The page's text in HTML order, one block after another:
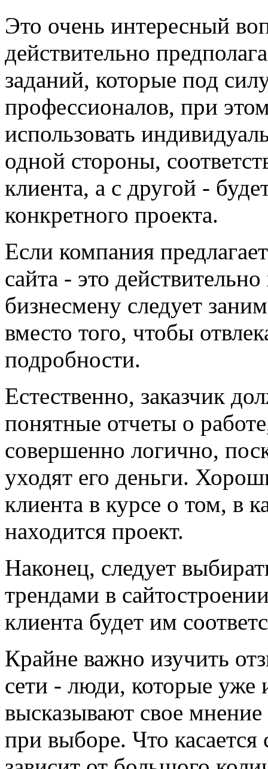
Это очень интересный
действительно
заданий, которые под
профессионалов, при
использовать
одной стороны,
клиента, а с другой -
конкретного проекта.
Если компания
сайта - это
бизнесмену следует
вместо того, чтобы
подробности.
Естественно, заказчик
понятные отчеты о
совершенно логично,
уходят его деньги.
клиента в курсе о том, в
находится проект.
Наконец, следует
трендами в
клиента будет им
Крайне важно изучить
сети - люди, которые уже
высказывают свое мнение
при выборе. Что касается